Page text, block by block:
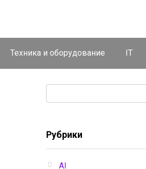
Техника и оборудование IT
Рубрики
AI